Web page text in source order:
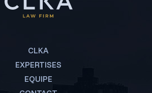
CLKA
EXPERTISES
EQUIPE